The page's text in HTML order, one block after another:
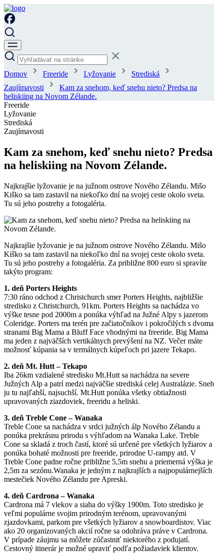
Domov Freeride Lyžovanie
Strediská
Zaujímavosti
Kam za snehom, keď snehu nieto? Predsa na
heliskiing na Novom Zélande.
Freeride
Lyžovanie
Strediská
Zaujímavosti
Kam za snehom, keď snehu nieto? Predsa
na heliskiing na Novom Zélande.
Najkrajšie lyžovanie je na južnom ostrove Nového Zélandu. Mišo
Kiško sa tam zastavil na niekoľko dní na svojej ceste okolo sveta.
Tu sú jeho postrehy a fotogaléria.
Najkrajšie lyžovanie je na južnom ostrove Nového Zélandu. Mišo
Kiško sa tam zastavil na niekoľko dní na svojej ceste okolo sveta.
Tu sú jeho postrehy a fotogaléria. Za približne 800 euro si spravíte
takýto program:
1. deň Porters Heights
7:30 ráno odchod z Christchurch smer Porters Heights, najbližšie
stredisko z Christchurch, 91km. Porters Heights sa nachádza vo
výške tesne pod 2000m a ponúka výhľad na Južné Alpy s jazerom
Coleridge. Porters ma terén pre začiatočníkov i pokročilých s dvoma
stranami Big Mama a Bluff Face vhodnými na freeride. Big Mama
ma jeden z najväčších vertikálnych prevýšení na NZ. Večer máte
možnosť kúpania sa v termálnych kúpeľoch pri jazere Tekapo.
2. deň Mt. Hutt – Tekapo
Iba 26km vzdialené stredisko Mt.Hutt sa nachádza na severe
Južných Alp a patrí medzi najväčšie strediská celej Australázie. Sneh
ju tu najľahší, najsuchší. Mt.Hutt ponúka všetky obtiažnosti
upravovaných ziazdoviek, freeridu a heliski.
3. deň Treble Cone – Wanaka
Treble Cone sa nachádza v srdci južných álp Nového Zélandu a
ponúka prekrásnu prirodu s výhľadom na Wanaka Lake. Treble
Cone sa skladá z troch častí, ktoré sú určené pre všetkých lyžiarov a
ponúka bohaté možnosti pre freeride, prirodne U-rampy atd. V
Treble Cone padne ročne približne 5,5m snehu a priemerná výška je
2,5m za sezónu.Wanaka je jedným z najkrajších a najpopulárnejších
mestečiek Nového Zélandu pre Apreski.
4. deň Cardrona – Wanaka
Cardrona má 7 vlekov a siaha do výšky 1900m. Toto stredisko je
veľmi populárne svojim prirodným terénom, upravovanými
zjazdovkami, parkom pre všetkých lyžiarov a snowboardistov. Viac
ako 20 organizovaných akcií ročne sa odohráva práve v Cardrona.
V prípade záujmu sa môžete zúčastniť niektorého z podujatí.
Cestovný itinerár je možné upraviť podľa požiadaviek klientov.